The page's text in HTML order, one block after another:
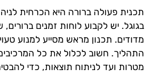
תכנית פעולה ברורה היא הכרחית
בגוגל. יש לקבוע לוחות זמנים ברורים,
מדודים. תכנון מראש מסייע למנוע
התהליך. חשוב לכלול את כל
מטרות ועד לניתוח תוצאות, כדי